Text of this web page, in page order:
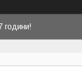
години!